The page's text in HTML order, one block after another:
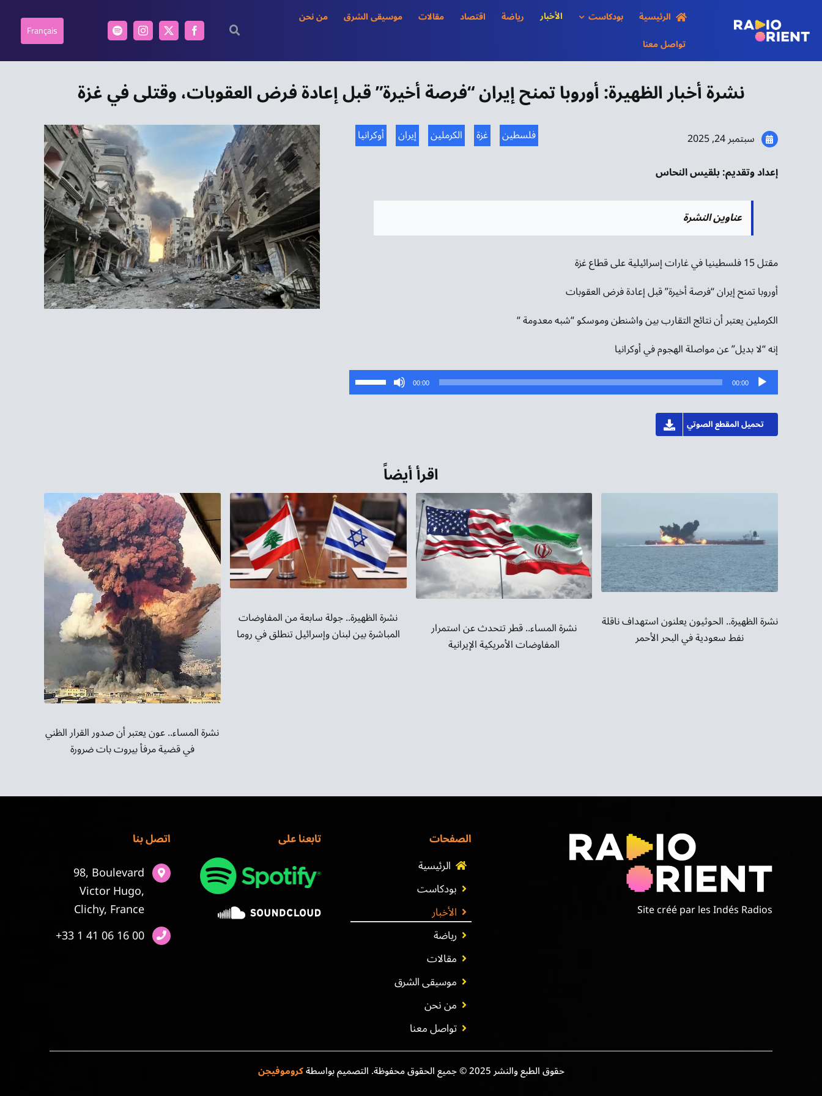
content
الرئيسية بودكاست الأخبار رياضة اقتصاد مقالات موسيقى الشرق
من نحن
تواصل معنا
Français
نشرة أخبار الظهيرة: أوروبا تمنح إيران “فرصة أخيرة” قبل إعادة فرض العقوبات، وقتلى في غزة
سبتمبر 24, 2025 أوكرانيا إيران الكرملين غزة
فلسطين
إعداد وتقديم: بلقيس النحاس
عناوين النشرة
مقتل 15 فلسطينيا في غارات إسرائيلية على قطاع غزة
أوروبا تمنح إيران “فرصة أخيرة” قبل إعادة فرض العقوبات
الكرملين يعتبر أن نتائج التقارب بين واشنطن وموسكو “شبه معدومة “
إنه “لا بديل” عن مواصلة الهجوم في أوكرانيا
مشغل
الصوت
00:00
00:00
استخدم
مفاتيح
خفض
مستوى
الصوت.
تحميل المقطع الصوتي
اقرأ أيضاً
نشرة الظهيرة.. الحوثيون يعلنون استهداف ناقلة
نفط سعودية في البحر الأحمر نشرة المساء.. قطر تتحدث عن استمرار
المفاوضات الأمريكية الإيرانية
نشرة الظهيرة.. جولة سابعة من المفاوضات
المباشرة بين لبنان وإسرائيل تنطلق في روما
نشرة المساء.. عون يعتبر أن صدور القرار الظني
في قضية مرفأ بيروت بات ضرورة
Site créé par les Indés Radios
الصفحات
الرئيسية
بودكاست
الأخبار
رياضة
مقالات
موسيقى الشرق
من نحن
تواصل معنا
تابعنا على اتصل بنا
98, Boulevard
Victor Hugo,
Clichy, France
+33 1 41 06 16 00
حقوق الطبع والنشر 2025 © جميع الحقوق محفوظة. التصميم بواسطة كروموفيجن